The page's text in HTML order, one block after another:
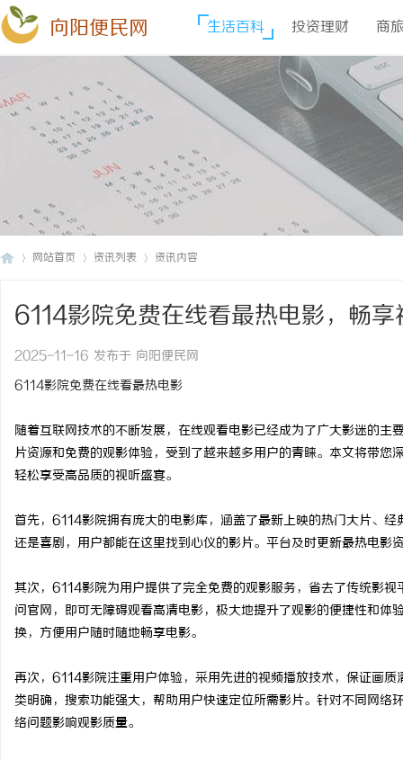
向阳便民网 生活百科 投资理财 商
网站首页 资讯列表 资讯内容
6114影院免费在线看最热电影，畅享
2025-11-16 发布于 向阳便民网
6114影院免费在线看最热电影
随着互联网技术的不断发展，在线观看电影已经成为了广大影迷的
片资源和免费的观影体验，受到了越来越多用户的青睐。本文将带
轻松享受高品质的视听盛宴。
首先，6114影院拥有庞大的电影库，涵盖了最新上映的热门大片、
还是喜剧，用户都能在这里找到心仪的影片。平台及时更新最热电
其次，6114影院为用户提供了完全免费的观影服务，省去了传统影
问官网，即可无障碍观看高清电影，极大地提升了观影的便捷性和
换，方便用户随时随地畅享电影。
再次，6114影院注重用户体验，采用先进的视频播放技术，保证画
类明确，搜索功能强大，帮助用户快速定位所需影片。针对不同网
络问题影响观影质量。